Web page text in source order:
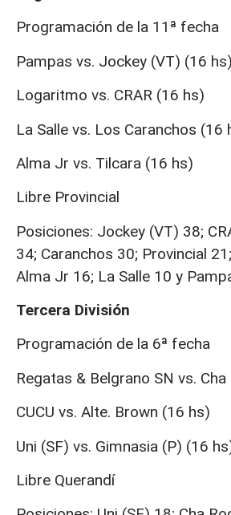
Programación de la 11ª fecha
Pampas vs. Jockey (VT) (16 hs)
Logaritmo vs. CRAR (16 hs)
La Salle vs. Los Caranchos (16
Alma Jr vs. Tilcara (16 hs)
Libre Provincial
Posiciones: Jockey (VT) 38;
34; Caranchos 30; Provincial
Alma Jr 16; La Salle 10 y
Tercera División
Programación de la 6ª fecha
Regatas & Belgrano SN vs.
CUCU vs. Alte. Brown (16 hs)
Uni (SF) vs. Gimnasia (P) (16
Libre Querandí